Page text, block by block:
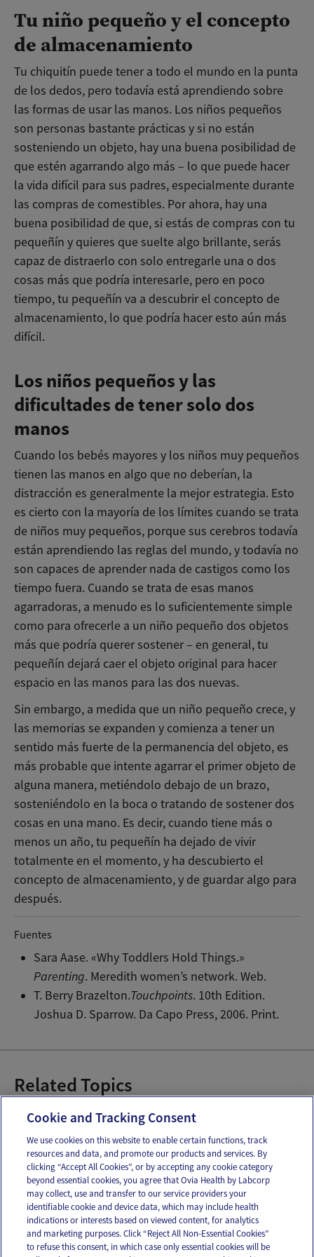
Tu niño pequeño y el concepto
de almacenamiento
Tu chiquitín puede tener a todo el mundo en la punta
de los dedos, pero todavía está aprendiendo sobre
las formas de usar las manos. Los niños pequeños
son personas bastante prácticas y si no están
sosteniendo un objeto, hay una buena posibilidad de
que estén agarrando algo más – lo que puede hacer
la vida difícil para sus padres, especialmente durante
las compras de comestibles. Por ahora, hay una
buena posibilidad de que, si estás de compras con tu
pequeñín y quieres que suelte algo brillante, serás
capaz de distraerlo con solo entregarle una o dos
cosas más que podría interesarle, pero en poco
tiempo, tu pequeñín va a descubrir el concepto de
almacenamiento, lo que podría hacer esto aún más
difícil.
Los niños pequeños y las
dificultades de tener solo dos
manos
Cuando los bebés mayores y los niños muy pequeños
tienen las manos en algo que no deberían, la
distracción es generalmente la mejor estrategia. Esto
es cierto con la mayoría de los límites cuando se trata
de niños muy pequeños, porque sus cerebros todavía
están aprendiendo las reglas del mundo, y todavía no
son capaces de aprender nada de castigos como los
tiempo fuera. Cuando se trata de esas manos
agarradoras, a menudo es lo suficientemente simple
como para ofrecerle a un niño pequeño dos objetos
más que podría querer sostener – en general, tu
pequeñín dejará caer el objeto original para hacer
espacio en las manos para las dos nuevas.
Sin embargo, a medida que un niño pequeño crece, y
las memorias se expanden y comienza a tener un
sentido más fuerte de la permanencia del objeto, es
más probable que intente agarrar el primer objeto de
alguna manera, metiéndolo debajo de un brazo,
sosteniéndolo en la boca o tratando de sostener dos
cosas en una mano. Es decir, cuando tiene más o
menos un año, tu pequeñín ha dejado de vivir
totalmente en el momento, y ha descubierto el
concepto de almacenamiento, y de guardar algo para
después.
Fuentes
Sara Aase. «Why Toddlers Hold Things.»
Parenting. Meredith women’s network. Web.
T. Berry Brazelton.Touchpoints. 10th Edition.
Joshua D. Sparrow. Da Capo Press, 2006. Print.
Related Topics
Desarrollo cognitivo del bebé
Email Text
OUR APPS
Cookie and Tracking Consent
We use cookies on this website to enable certain functions, track
resources and data, and promote our products and services. By
clicking “Accept All Cookies”, or by accepting any cookie category
beyond essential cookies, you agree that Ovia Health by Labcorp
may collect, use and transfer to our service providers your
identifiable cookie and device data, which may include health
indications or interests based on viewed content, for analytics
and marketing purposes. Click “Reject All Non-Essential Cookies”
to refuse this consent, in which case only essential cookies will be